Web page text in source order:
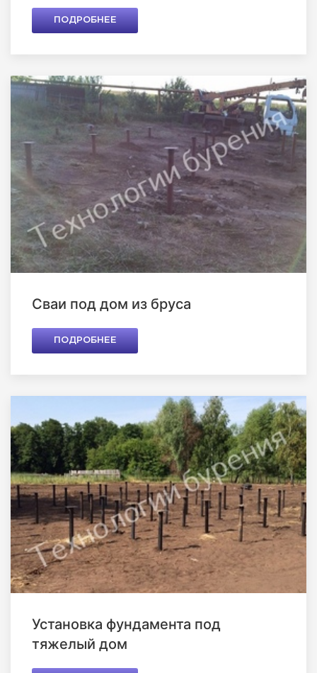
ПОДРОБНЕЕ
Сваи под дом из бруса
ПОДРОБНЕЕ
Установка фундамента под
тяжелый дом